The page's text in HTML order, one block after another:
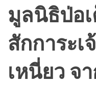
มูลนิธิป่อ
สักการะ
เหนี่ยว จ